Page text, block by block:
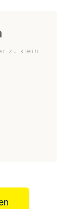
zu klein.